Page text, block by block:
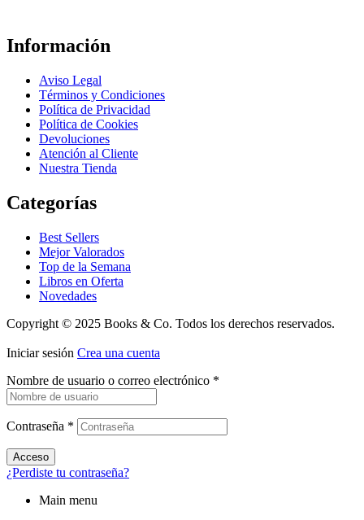
Información
Aviso Legal
Términos y Condiciones
Política de Privacidad
Política de Cookies
Devoluciones
Atención al Cliente
Nuestra Tienda
Categorías
Best Sellers
Mejor Valorados
Top de la Semana
Libros en Oferta
Novedades
Copyright © 2025 Books & Co. Todos los derechos reservados.
Iniciar sesión Crea una cuenta
Nombre de usuario o correo electrónico *
Contraseña *
Acceso
¿Perdiste tu contraseña?
Main menu